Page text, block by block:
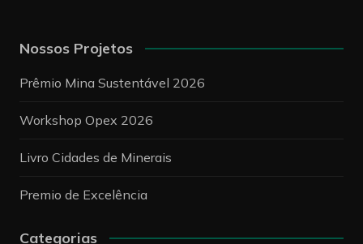
Nossos Projetos
Prêmio Mina Sustentável 2026
Workshop Opex 2026
Livro Cidades de Minerais
Premio de Excelência
Categorias